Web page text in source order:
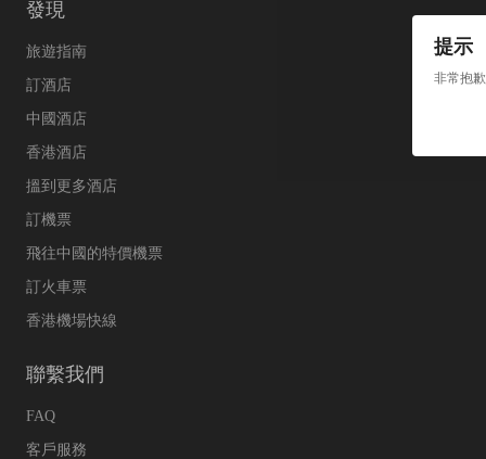
提示
非常抱
發現
旅遊指南
訂酒店
中國酒店
香港酒店
搵到更多酒店
訂機票
飛往中國的特價機票
訂火車票
香港機場快線
聯繫我們
FAQ
客戶服務